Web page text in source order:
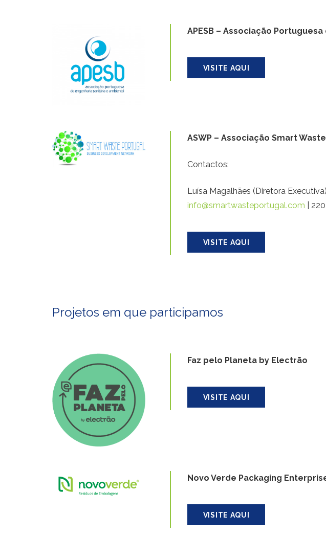
APESB – Associação
VISITE AQUI
ASWP – Associação Smart
Contactos:
Luísa Magalhães (Diretora Executiva)
info@smartwasteportugal.com |
VISITE AQUI
Projetos em que participamos
Faz pelo Planeta by Electrão
VISITE AQUI
Novo Verde Packaging
VISITE AQUI